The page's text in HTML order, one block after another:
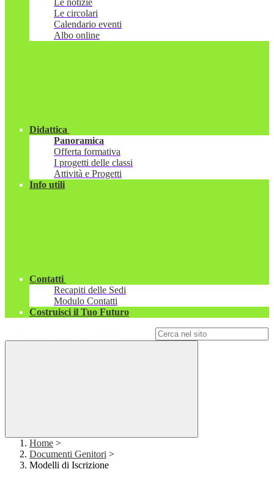
Le notizie
Le circolari
Calendario eventi
Albo online
Didattica
Panoramica
Offerta formativa
I progetti delle classi
Attività e Progetti
Info utili
Contatti
Recapiti delle Sedi
Modulo Contatti
Costruisci il Tuo Futuro
Home >
Documenti Genitori >
Modelli di Iscrizione